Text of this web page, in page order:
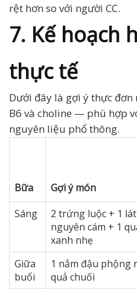
rệt hơn so với người CC.
7. Kế hoạch
thực tế
Dưới đây là gợi ý thực
B6 và choline — phù hợp
nguyên liệu phổ thông.
Bữa Gợi ý món
Sáng
2 trứng luộc + 1
nguyên cám + 1
xanh nhẹ
Giữa
buổi
1 nắm đậu phộng
quả chuối